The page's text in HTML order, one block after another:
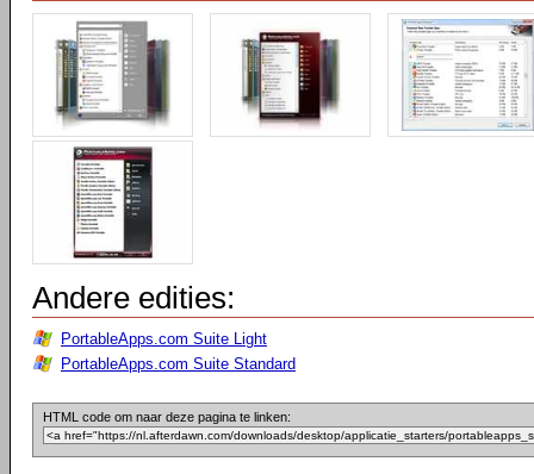
Andere edities:
PortableApps.com Suite Light
PortableApps.com Suite Standard
HTML code om naar deze pagina te linken: